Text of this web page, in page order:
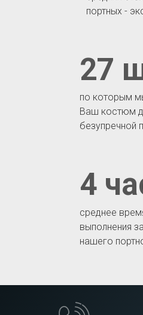
среднее
выполнения
нашего
4
по которым
Ваш костюм
безупречной
27
портных -